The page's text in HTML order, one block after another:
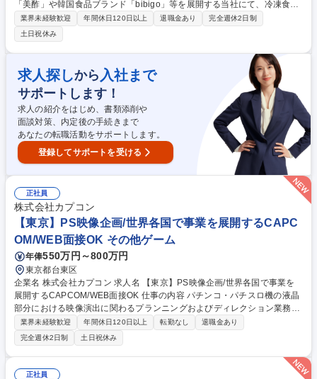
「美酢」や韓国食品ブランド「bibigo」等を展開する当社にて、冷凍食品
（米飯[キムパ]/総菜[チキン/お好み焼き/チャプチェ/チヂミ]）の開発担当を
お任せします。 【業務詳細】▼原料・配合設計▼試作開発▼製造条件の最
適化▼量産化に向けた課題抽出および改善提案などの開発業務全般、スム
ーズな商品化の実現に向けた弊社企画部門・OEM先との折衝/弊社品質保
証部門と連携をお任せいたします。 将来的には、「冷凍/冷蔵カテゴリ
ー」のプレイングマネージャーとして、当開発の主導やメンバーのマネー
ジメントをお任せする予定です。 募集職種 【開発部】冷凍食品の開発担
当(課長候補)/韓国食品シェアNo.1急成長中メーカー
業界未経験歓迎 年間休日120日以上 退職金あり
完全週休2日制
土日祝休み
求人探しから 入社まで
サポートします！
求人の紹介をはじめ、書類添削や
面談対策、内定後の手続きまで
あなたの転職活動をサポートします。
登録してサポートを受ける
正社員
株式会社カプコン
【東京】PS映像企画/世界各国で事業を展開するCAPC
OM/WEB面接OK その他ゲーム
年俸550万円～800万円
東京都台東区
企業名 株式会社カプコン 求人名 【東京】PS映像企画/世界各国で事業を
展開するCAPCOM/WEB面接OK 仕事の内容 パチンコ・パチスロ機の液晶
部分における映像演出に関わるプランニングおよびディレクション業務全
般をお任せします。自社IPの魅力を最大限に引き出し、プレイヤーの心を
動かす高品質な映像を作り上げます。 ・映像仕様書の作成および演出プラ
ンニング ・絵コンテ等を基にした映像制作のディレクションと細かな指示
出し ・外部の映像制作協力会社の選定、リソース管理、クオリティコント
ロール ・開発スケジュールの進行管理 企画から納品まで一貫して携わ
業界未経験歓迎 年間休日120日以上 転勤なし
退職金あり
完全週休2日制
土日祝休み
正社員